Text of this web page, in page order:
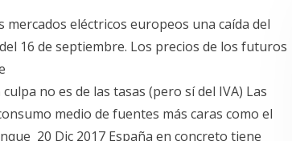
mercados eléctricos europeos una caída del
16 de septiembre. Los precios de los futuros
no es de las tasas (pero sí del IVA) Las
medio de fuentes más caras como el
20 Dic 2017 España en concreto tiene